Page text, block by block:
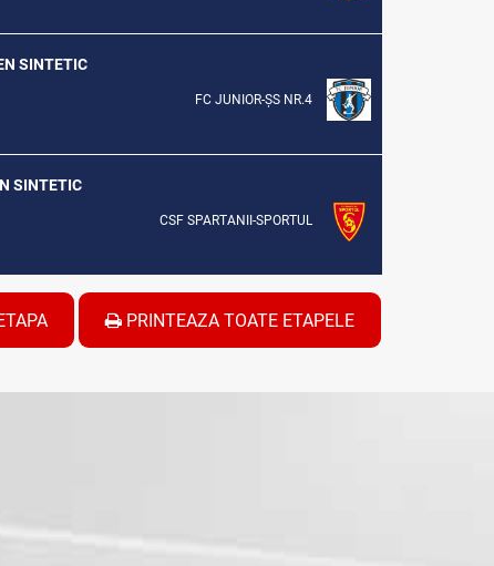
SINTETIC
FC JUNIOR-ȘS NR.4
SINTETIC
CSF SPARTANII-SPORTUL
PRINTEAZA TOATE ETAPELE